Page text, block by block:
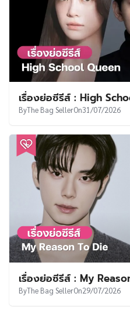
เรื่องย่อซีรีส์ : High
ByThe Bag SellerOn31/07/2026
เรื่องย่อซีรีส์ : My
ByThe Bag SellerOn29/07/2026